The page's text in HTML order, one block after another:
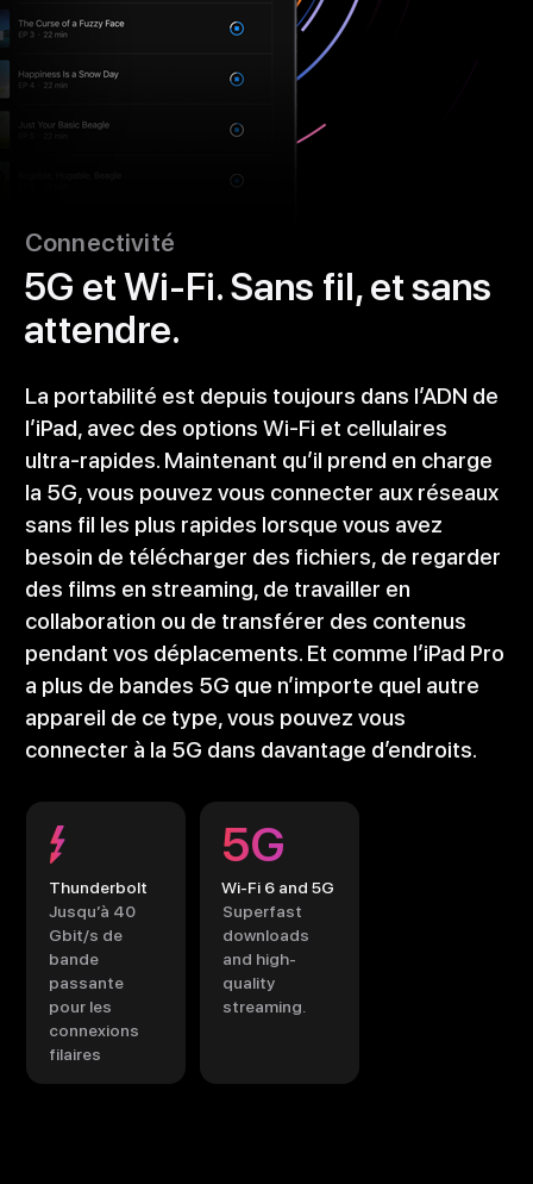
Connectivité
5G et Wi‑Fi. Sans fil, et sans
attendre.
La portabilité est depuis toujours dans l’ADN de
l’iPad, avec des options Wi‑Fi et cellulaires
ultra-rapides. Maintenant qu’il prend en charge
la 5G, vous pouvez vous connecter aux réseaux
sans fil les plus rapides lorsque vous avez
besoin de télécharger des fichiers, de regarder
des films en streaming, de travailler en
collaboration ou de transférer des contenus
pendant vos déplacements. Et comme l’iPad Pro
a plus de bandes 5G que n’importe quel autre
appareil de ce type, vous pouvez vous
connecter à la 5G dans davantage d’endroits.
Thunderbolt
Jusqu’à 40
Gbit/s de
bande
passante
pour les
connexions
filaires
5G
Wi-Fi 6 and 5G
Superfast
downloads
and high-
quality
streaming.